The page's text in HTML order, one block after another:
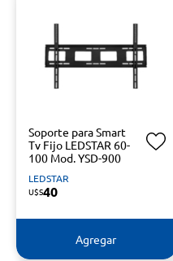
Soporte para Smart
Tv Fijo LEDSTAR 60-
100 Mod. YSD-900
LEDSTAR
U$S40
Agregar